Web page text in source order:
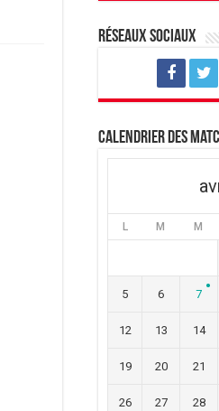
Réseaux sociaux
Calendrier des
L M M
5 6 7
12 13 14
19 20 21
26 27 28